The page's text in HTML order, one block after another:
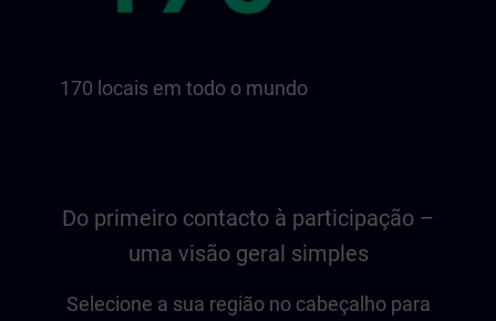
170 locais em todo o mundo
Do primeiro contacto à participação –
uma visão geral simples
Selecione a sua região no cabeçalho para